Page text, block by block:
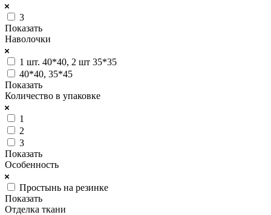
3
Показать
Наволочки
1 шт. 40*40, 2 шт 35*35
40*40, 35*45
Показать
Количество в упаковке
1
2
3
Показать
Особенность
Простынь на резинке
Показать
Отделка ткани